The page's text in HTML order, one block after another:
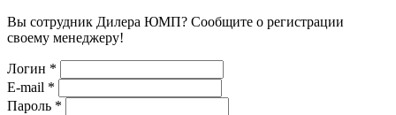
Вы сотрудник Дилера ЮМП? Сообщите о регистрации
своему менеджеру!
Логин *
E-mail *
Пароль *